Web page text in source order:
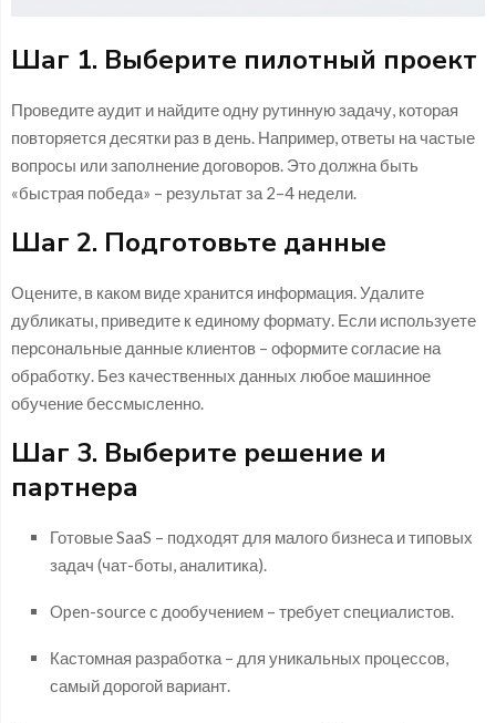
Шаг 1. Выберите пилотный проект
Проведите аудит и найдите одну рутинную задачу, которая
повторяется десятки раз в день. Например, ответы на частые
вопросы или заполнение договоров. Это должна быть
«быстрая победа» – результат за 2–4 недели.
Шаг 2. Подготовьте данные
Оцените, в каком виде хранится информация. Удалите
дубликаты, приведите к единому формату. Если используете
персональные данные клиентов – оформите согласие на
обработку. Без качественных данных любое машинное
обучение бессмысленно.
Шаг 3. Выберите решение и
партнера
Готовые SaaS – подходят для малого бизнеса и типовых
задач (чат-боты, аналитика).
Open-source с дообучением – требует специалистов.
Кастомная разработка – для уникальных процессов,
самый дорогой вариант.